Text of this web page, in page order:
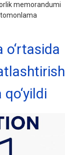
memorandumi
o‘rtasida